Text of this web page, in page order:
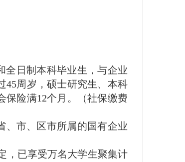
日制本科毕业生，与企业
45周岁，硕士研究生、本科
保险满12个月。（社保缴费
市、区市所属的国有企业
已享受万名大学生聚集计